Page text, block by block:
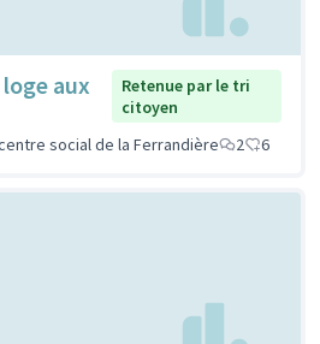
aux
Retenue par le tri
citoyen
social de la Ferrandière
2 6